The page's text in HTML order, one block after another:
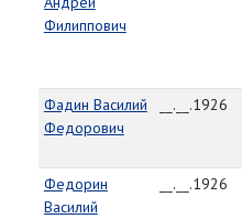
Филиппович
Фадин Василий
Федорович
__.__.1926
Федорин
Василий
__.__.1926